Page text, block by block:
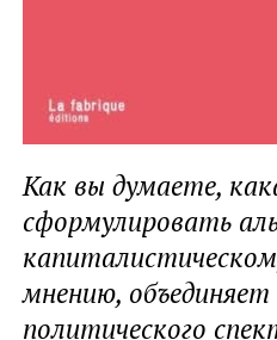
Как вы думаете,
сформулировать
мнению,
политического